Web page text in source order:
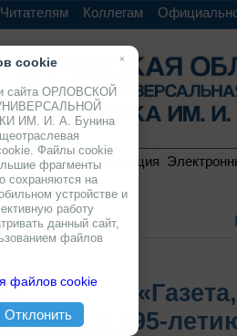
Читателям Коллегам
Электронная коллекция
К 195-
×
cookie
сайта ОРЛОВСКОЙ
ИМ. И. А. Бунина
Файлы cookie
фрагменты
сохраняются на
устройстве и
работу
данный сайт,
файлов
файлов cookie
Отклонить